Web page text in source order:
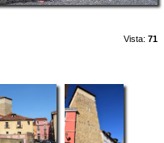
Vista: 71